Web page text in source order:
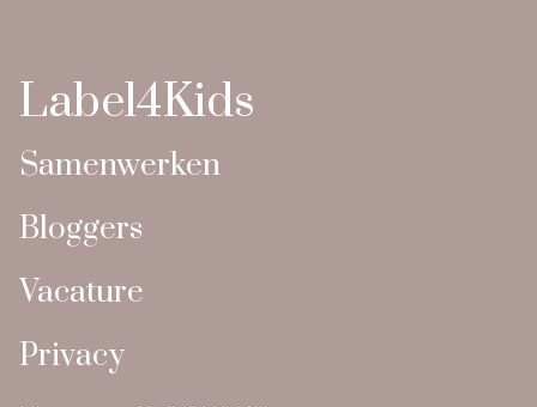
Label4Kids
Samenwerken
Bloggers
Vacature
Privacy